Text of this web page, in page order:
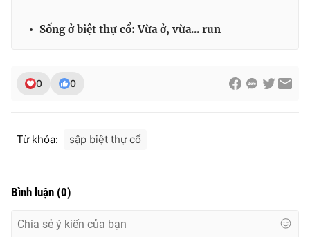
Sống ở biệt thự cổ: Vừa ở, vừa... run
0 0
Từ khóa: sập biệt thự cổ
Bình luận (0)